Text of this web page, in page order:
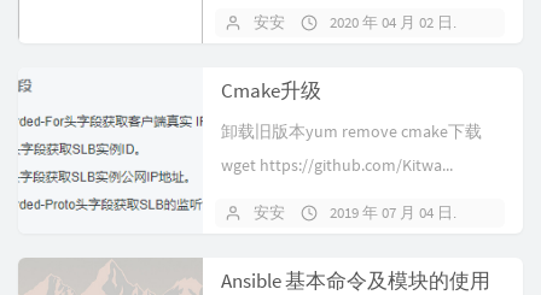
安安 2020 年 04 月 02 日
Cmake升级
卸载旧版本yum remove cmake下载
wget https://github.com/Kitwa...
安安 2019 年 07 月 04 日
Ansible 基本命令及模块的使用